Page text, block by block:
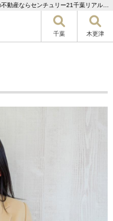
千葉 木更津